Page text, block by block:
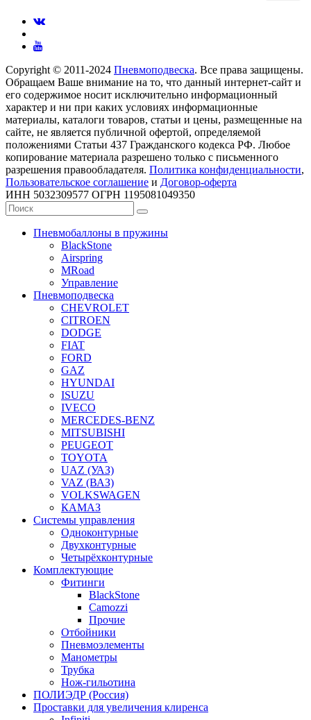
Copyright © 2011-2024 Пневмоподвеска. Все права защищены.
Обращаем Ваше внимание на то, что данный интернет-сайт и
его содержимое носит исключительно информационный
характер и ни при каких условиях информационные
материалы, каталоги товаров, статьи и цены, размещенные на
сайте, не является публичной офертой, определяемой
положениями Статьи 437 Гражданского кодекса РФ. Любое
копирование материала разрешено только с письменного
разрешения правообладателя. Политика конфиденциальности,
Пользовательское соглашение и Договор-оферта
ИНН 5032309577 ОГРН 1195081049350
Пневмобаллоны в пружины
BlackStone
Airspring
MRoad
Управление
Пневмоподвеска
CHEVROLET
CITROEN
DODGE
FIAT
FORD
GAZ
HYUNDAI
ISUZU
IVECO
MERCEDES-BENZ
MITSUBISHI
PEUGEOT
TOYOTA
UAZ (УАЗ)
VAZ (ВАЗ)
VOLKSWAGEN
КАМАЗ
Системы управления
Одноконтурные
Двухконтурные
Четырёхконтурные
Комплектующие
Фитинги
BlackStone
Camozzi
Прочие
Отбойники
Пневмоэлементы
Манометры
Трубка
Нож-гильотина
ПОЛИЭДР (Россия)
Проставки для увеличения клиренса